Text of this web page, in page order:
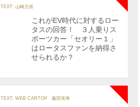
TEXT: 山崎元裕
これがEV時代に対するロー
タスの回答！ ３人乗りス
ポーツカー「セオリー１」
はロータスファンを納得さ
せられるか？
TEXT: WEB CARTOP 藤田実寿